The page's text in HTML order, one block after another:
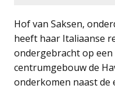
Hof van Saksen,
heeft haar Italiaanse
ondergebracht op
centrumgebouw de
onderkomen naast de